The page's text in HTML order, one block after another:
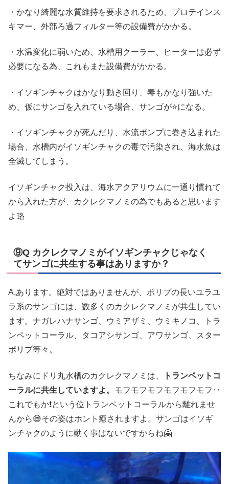
・かなり綺麗な水質維持を要求されるため、プロテインス
キマー、外部ろ過フィルター等の設備費がかかる。
・水温変化に弱いため、水槽用クーラー、ヒーターは必ず
必要になる為、これもまた設備費がかかる。
・イソギンチャクはかなり動き回り、毒もかなり強いた
め、仮にサンゴを入れている場合、サンゴが⭐になる。
・イソギンチャクが死んだり、水流ポンプに巻き込まれた
場合、水槽内がイソギンチャクの毒で汚染され、海水魚は
全滅してしまう。
イソギンチャク投入は、海水アクアリウムに一通り慣れて
から入れた方が、カクレクマノミの為でもあると思います
よ珞
⑨Q カクレクマノミがイソギンチャクじゃなく
てサンゴに共生する事はありますか？
A,あります。絶対ではありませんが、ポリプの長いユラユ
ラ系のサンゴには、数多くのカクレクマノミが共生してい
ます。ナガレハナサンゴ、ウミアザミ、ウミキノコ、トラ
ンペットコーラル、タコアシサンゴ、アワサンゴ、スター
ポリプ等々。
ちなみにドリ丸水槽のカクレクマノミは、
トランペットコ
ーラルに共生していますよ。 モフモフモフモフモフモフ‥
これでもか❗という位トランペットコーラルから離れませ
んから😅その姿はホント癒されますよ。サンゴはイソギ
ンチャクのように動く事はないですからね🤗